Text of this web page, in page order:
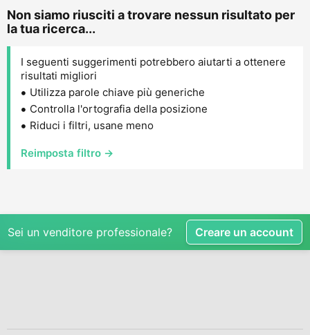
Non siamo riusciti a trovare nessun risultato per
la tua ricerca...
I seguenti suggerimenti potrebbero aiutarti a ottenere
risultati migliori
Utilizza parole chiave più generiche
Controlla l'ortografia della posizione
Riduci i filtri, usane meno
Reimposta filtro →
Sei un venditore professionale? Creare un account